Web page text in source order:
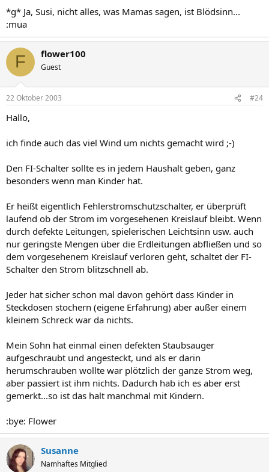
*g* Ja, Susi, nicht alles, was Mamas sagen, ist Blödsinn...
:mua
F flower100
Guest
22 Oktober 2003 #24
Hallo,
ich finde auch das viel Wind um nichts gemacht wird ;-)
Den FI-Schalter sollte es in jedem Haushalt geben, ganz
besonders wenn man Kinder hat.
Er heißt eigentlich Fehlerstromschutzschalter, er überprüft
laufend ob der Strom im vorgesehenen Kreislauf bleibt. Wenn
durch defekte Leitungen, spielerischen Leichtsinn usw. auch
nur geringste Mengen über die Erdleitungen abfließen und so
dem vorgesehenem Kreislauf verloren geht, schaltet der FI-
Schalter den Strom blitzschnell ab.
Jeder hat sicher schon mal davon gehört dass Kinder in
Steckdosen stochern (eigene Erfahrung) aber außer einem
kleinem Schreck war da nichts.
Mein Sohn hat einmal einen defekten Staubsauger
aufgeschraubt und angesteckt, und als er darin
herumschrauben wollte war plötzlich der ganze Strom weg,
aber passiert ist ihm nichts. Dadurch hab ich es aber erst
gemerkt...so ist das halt manchmal mit Kindern.
:bye: Flower
Susanne
Namhaftes Mitglied